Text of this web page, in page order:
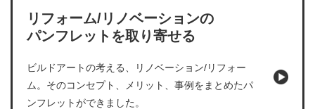
リフォーム/リノベーションの
パンフレットを取り寄せる
ビルドアートの考える、リノベーション/リフォー
ム。そのコンセプト、メリット、事例をまとめたパ
ンフレットができました。